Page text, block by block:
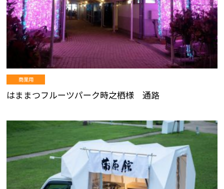
商業用
はままつフルーツパーク時之栖様 通路